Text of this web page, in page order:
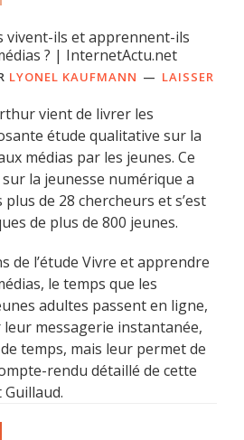
vivent-ils et apprennent-ils
? | InternetActu.net
LYONEL KAUFMANN
LAISSER
vient de livrer les
étude qualitative sur la
médias par les jeunes. Ce
la jeunesse numérique a
de 28 chercheurs et s’est
de plus de 800 jeunes.
de l’étude Vivre et apprendre
le temps que les
adultes passent en ligne,
messagerie instantanée,
temps, mais leur permet de
rendu détaillé de cette